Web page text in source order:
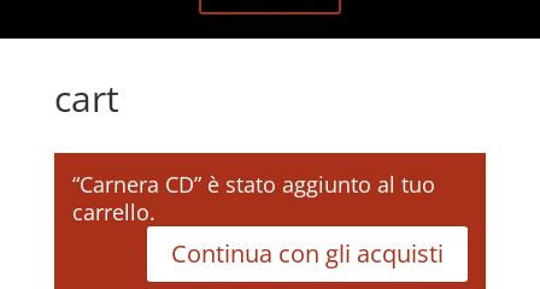
cart
“Carnera CD” è stato aggiunto al tuo
carrello.
Continua con gli acquisti